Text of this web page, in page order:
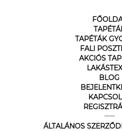
TAPÉTÁK
FALI
AKCIÓS
BLOG
ÁLTALÁNOS